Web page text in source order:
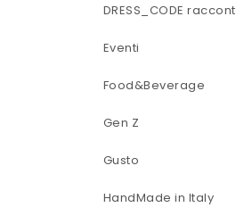
DRESS_CODE
Eventi
Food&Beverage
Gen Z
Gusto
HandMade in Italy